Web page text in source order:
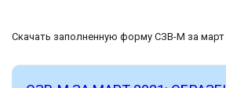
Скачать заполненную форму СЗВ-М за